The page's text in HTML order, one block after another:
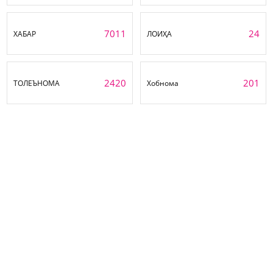
ХАБАР 7011 ЛОИҲА 24
ТОЛЕЪНОМА 2420 Хобнома 201